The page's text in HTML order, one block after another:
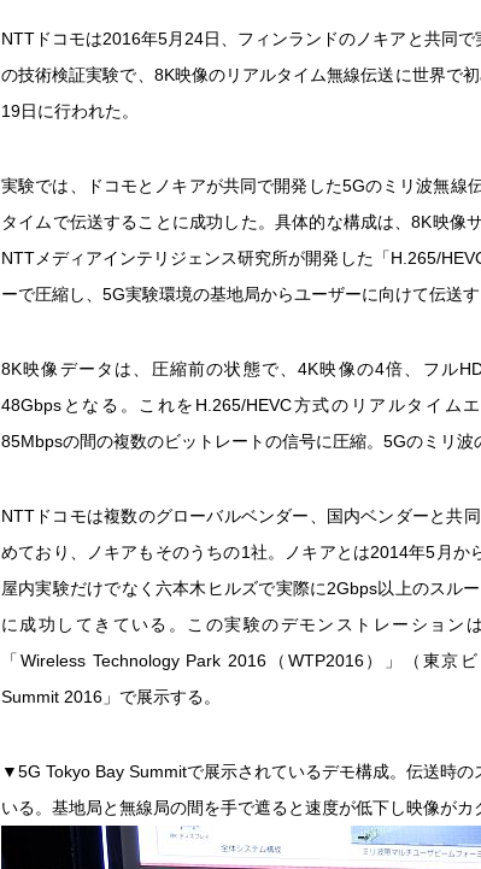
NTTドコモは2016年5月24日、フィンランドのノキアと共同で
の技術検証実験で、8K映像のリアルタイム無線伝送に世界で
19日に行われた。
実験では、ドコモとノキアが共同で開発した5Gのミリ波無線
タイムで伝送することに成功した。具体的な構成は、8K映像
NTTメディアインテリジェンス研究所が開発した「H.265/
ーで圧縮し、5G実験環境の基地局からユーザーに向けて伝送す
8K映像データは、圧縮前の状態で、4K映像の4倍、フル
48Gbpsとなる。これをH.265/HEVC方式のリアルタイム
85Mbpsの間の複数のビットレートの信号に圧縮。5Gのミリ波
NTTドコモは複数のグローバルベンダー、国内ベンダーと共
めており、ノキアもそのうちの1社。ノキアとは2014年5月か
屋内実験だけでなく六本木ヒルズで実際に2Gbps以上のスル
に成功してきている。この実験のデモンストレーション
「Wireless Technology Park 2016（WTP2016）」（東京
Summit 2016」で展示する。
▼5G Tokyo Bay Summitで展示されているデモ構成。伝送時
いる。基地局と無線局の間を手で遮ると速度が低下し映像がカ